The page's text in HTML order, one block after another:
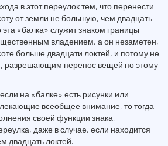
в этот переулок тем, что перенести
от земли не большую, чем двадцать
эта «балка» служит знаком границы
владением, а он незаметен,
больше двадцати локтей, и потому не
разрешающим перенос вещей по этому
на «балке» есть рисунки или
всеобщее внимание, то тогда
своей функции знака,
даже в случае, если находится
двадцать локтей.